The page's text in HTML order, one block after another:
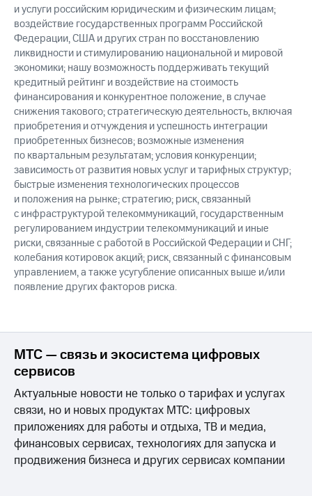
и услуги российским юридическим и физическим лицам;
воздействие государственных программ Российской
Федерации, США и других стран по восстановлению
ликвидности и стимулированию национальной и мировой
экономики; нашу возможность поддерживать текущий
кредитный рейтинг и воздействие на стоимость
финансирования и конкурентное положение, в случае
снижения такового; стратегическую деятельность, включая
приобретения и отчуждения и успешность интеграции
приобретенных бизнесов; возможные изменения
по квартальным результатам; условия конкуренции;
зависимость от развития новых услуг и тарифных структур;
быстрые изменения технологических процессов
и положения на рынке; стратегию; риск, связанный
с инфраструктурой телекоммуникаций, государственным
регулированием индустрии телекоммуникаций и иные
риски, связанные с работой в Российской Федерации и СНГ;
колебания котировок акций; риск, связанный с финансовым
управлением, а также усугубление описанных выше и/или
появление других факторов риска.
МТС — связь и экосистема цифровых
сервисов
Актуальные новости не только о тарифах и услугах
связи, но и новых продуктах МТС: цифровых
приложениях для работы и отдыха, ТВ и медиа,
финансовых сервисах, технологиях для запуска и
продвижения бизнеса и других сервисах компании